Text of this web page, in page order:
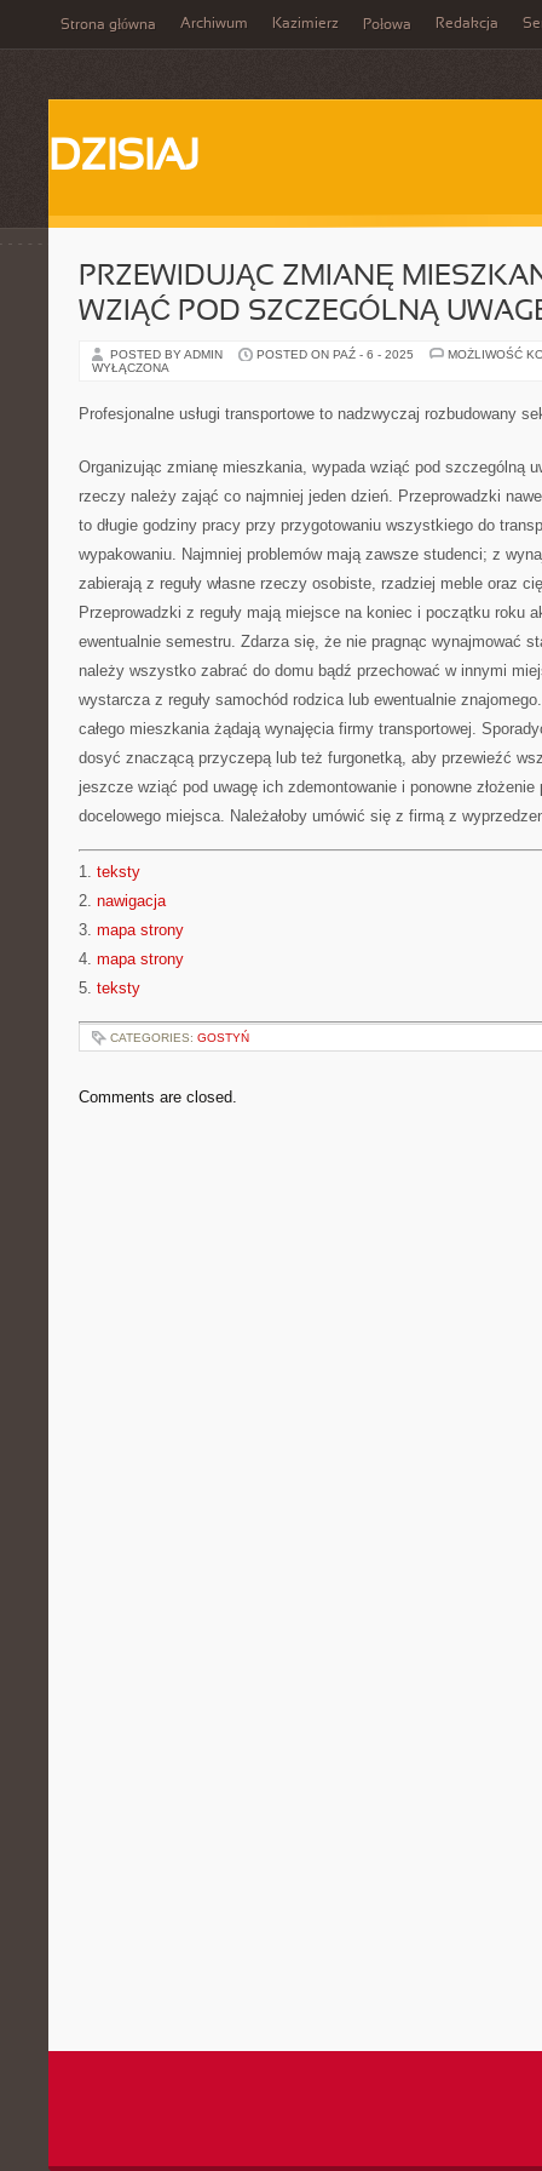
Strona główna Archiwum Kazimierz Połowa Redakcja
DZISIAJ
PRZEWIDUJĄC ZMIANĘ
WZIĄĆ POD SZCZEGÓLNĄ
POSTED BY ADMIN POSTED ON PAŹ - 6 - 2025
MOŻLIWOŚĆ
WYŁĄCZONA
Profesjonalne usługi transportowe to nadzwyczaj rozbudowany
Organizując zmianę mieszkania, wypada wziąć pod szczególną
rzeczy należy zająć co najmniej jeden dzień. Przeprowadzki
to długie godziny pracy przy przygotowaniu wszystkiego do
wypakowaniu. Najmniej problemów mają zawsze studenci; z
zabierają z reguły własne rzeczy osobiste, rzadziej meble oraz
Przeprowadzki z reguły mają miejsce na koniec i początku roku
ewentualnie semestru. Zdarza się, że nie pragnąc wynajmować
należy wszystko zabrać do domu bądź przechować w innymi
wystarcza z reguły samochód rodzica lub ewentualnie
całego mieszkania żądają wynajęcia firmy transportowej.
dosyć znaczącą przyczepą lub też furgonetką, aby przewieźć
jeszcze wziąć pod uwagę ich zdemontowanie i ponowne
docelowego miejsca. Należałoby umówić się z firmą z
1. teksty
2. nawigacja
3. mapa strony
4. mapa strony
5. teksty
CATEGORIES: GOSTYŃ
Comments are closed.